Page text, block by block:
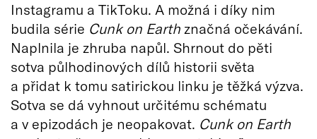
Instagramu a TikToku. A možná i díky nim
budila série Cunk on Earth značná očekávání.
Naplnila je zhruba napůl. Shrnout do pěti
sotva půlhodinových dílů historii světa
a přidat k tomu satirickou linku je těžká výzva.
Sotva se dá vyhnout určitému schématu
a v epizodách je neopakovat. Cunk on Earth